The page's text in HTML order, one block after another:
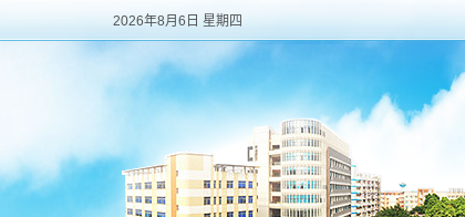
2026年8月6日 星期四